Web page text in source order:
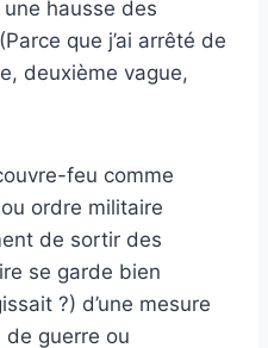
hausse des
que j’ai arrêté de
deuxième vague,
feu comme
ordre militaire
de sortir des
se garde bien
?) d’une mesure
guerre ou